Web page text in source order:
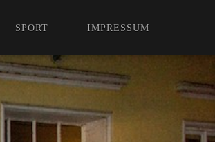
SPORT IMPRESSUM